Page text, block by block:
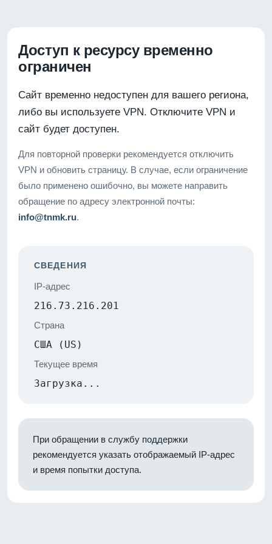
Доступ к ресурсу временно
ограничен
Сайт временно недоступен для вашего региона,
либо вы используете VPN. Отключите VPN и
сайт будет доступен.
Для повторной проверки рекомендуется отключить
VPN и обновить страницу. В случае, если ограничение
было применено ошибочно, вы можете направить
обращение по адресу электронной почты:
info@tnmk.ru.
СВЕДЕНИЯ
IP-адрес
216.73.216.201
Страна
США (US)
Текущее время
Загрузка...
При обращении в службу поддержки
рекомендуется указать отображаемый IP-адрес
и время попытки доступа.